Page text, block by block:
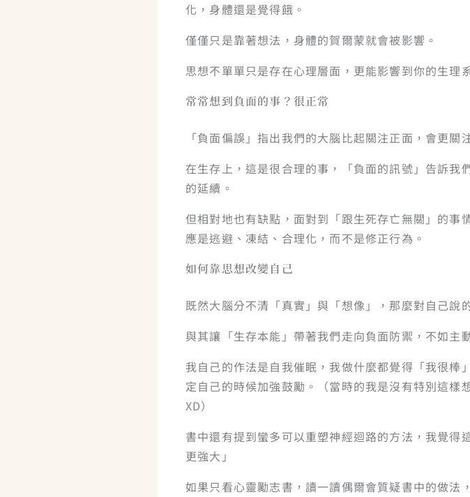
化，身體還是覺得餓。
僅僅只是靠著想法，身體的賀爾蒙就會被影響。
思想不單單只是存在心理層面，更能影響到你的生理
常常想到負面的事？很正常
「負面偏誤」指出我們的大腦比起關注正面，會更關
在生存上，這是很合理的事，「負面的訊號」告訴
的延續。
但相對地也有缺點，面對到「跟生死存亡無關」的
應是逃避、凍結、合理化，而不是修正行為。
如何靠思想改變自己
既然大腦分不清「真實」與「想像」，那麼對自己說
與其讓「生存本能」帶著我們走向負面防禦，不如主
我自己的作法是自我催眠，我做什麼都覺得「我很
定自己的時候加強鼓勵。（當時的我是沒有特別這
XD）
書中還有提到蠻多可以重塑神經迴路的方法，我覺
更強大」
如果只看心靈勵志書，讀一讀偶爾會質疑書中的做